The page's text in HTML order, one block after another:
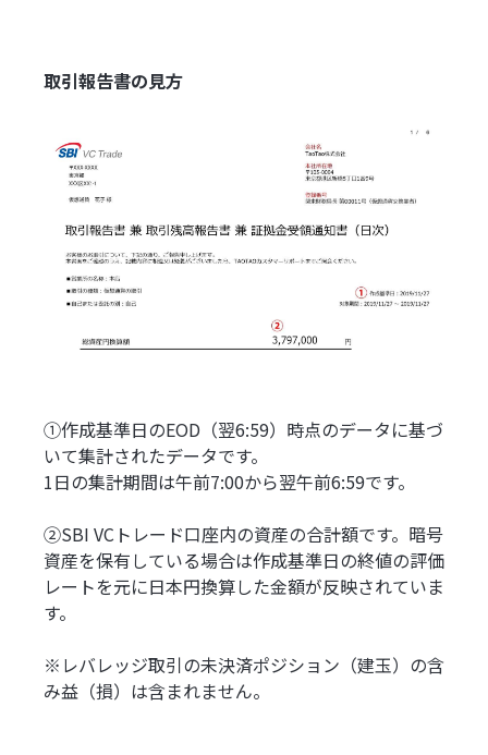
取引報告書の見方
①作成基準日のEOD（翌6:59）時点のデータに基づ
いて集計されたデータです。
1日の集計期間は午前7:00から翌午前6:59です。
②SBI VCトレード口座内の資産の合計額です。暗号
資産を保有している場合は作成基準日の終値の評価
レートを元に日本円換算した金額が反映されていま
す。
※レバレッジ取引の未決済ポジション（建玉）の含
み益（損）は含まれません。